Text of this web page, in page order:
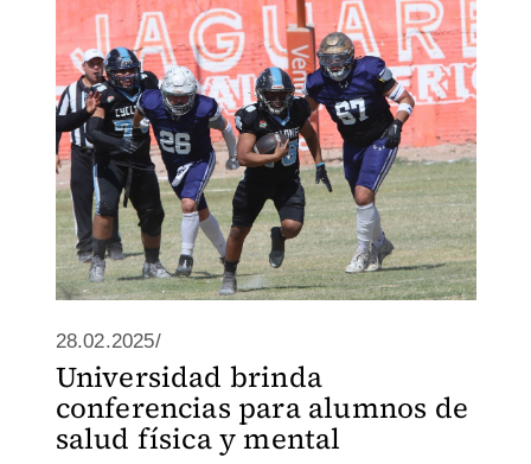
28.02.2025/
Universidad brinda
conferencias para alumnos de
salud física y mental